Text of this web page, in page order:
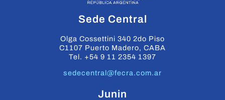
Sede Central
Olga Cossettini 340 2do Piso
C1107 Puerto Madero, CABA
Tel. +54 9 11 2354 1397
sedecentral@fecra.com.ar
Junin